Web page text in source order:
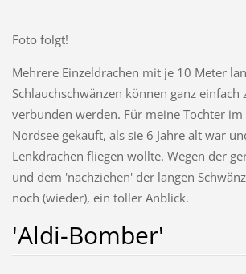
Foto folgt!
Mehrere Einzeldrachen mit je 10 Meter
Schlauchschwänzen können ganz einfach
verbunden werden. Für meine Tochter
Nordsee gekauft, als sie 6 Jahre alt war
Lenkdrachen fliegen wollte. Wegen der
und dem 'nachziehen' der langen
noch (wieder), ein toller Anblick.
'Aldi-Bomber'